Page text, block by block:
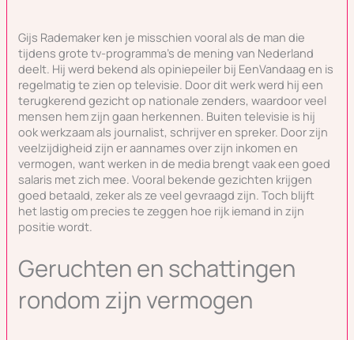
Gijs Rademaker ken je misschien vooral als de man die
tijdens grote tv-programma’s de mening van Nederland
deelt. Hij werd bekend als opiniepeiler bij EenVandaag en is
regelmatig te zien op televisie. Door dit werk werd hij een
terugkerend gezicht op nationale zenders, waardoor veel
mensen hem zijn gaan herkennen. Buiten televisie is hij
ook werkzaam als journalist, schrijver en spreker. Door zijn
veelzijdigheid zijn er aannames over zijn inkomen en
vermogen, want werken in de media brengt vaak een goed
salaris met zich mee. Vooral bekende gezichten krijgen
goed betaald, zeker als ze veel gevraagd zijn. Toch blijft
het lastig om precies te zeggen hoe rijk iemand in zijn
positie wordt.
Geruchten en schattingen
rondom zijn vermogen